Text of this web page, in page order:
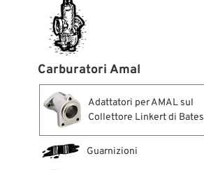
Carburatori Amal
Adattatori per AMAL sul
Collettore Linkert di Bates
Guarnizioni